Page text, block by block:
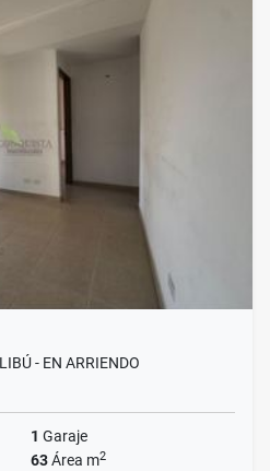
- EN ARRIENDO
1 Garaje
63Área m2